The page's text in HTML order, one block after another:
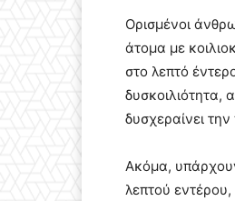
Ορισμένοι
άτομα με
στο λεπτό
δυσκοιλιότητα,
δυσχεραίνει
Ακόμα,
λεπτού